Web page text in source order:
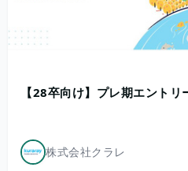
【28卒向け】プレ期エントリ
株式会社クラレ